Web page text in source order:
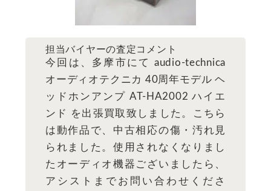
担当バイヤーの査定コメント
今回は、多摩市にて audio-technica
オーディオテクニカ 40周年モデル ヘ
ッドホンアンプ AT-HA2002 ハイエ
ンド を出張買取致しました。こちら
は動作品で、中古相応の傷・汚れ見
られました。使用されなくなりまし
たオーディオ機器ございましたら、
アシストまでお問い合わせくださ